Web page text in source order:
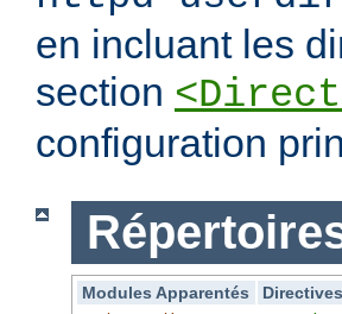
en incluant les
section
configuration
Modules Apparentés